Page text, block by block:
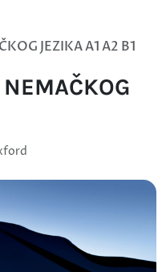
JEZIKA A1 A2 B1